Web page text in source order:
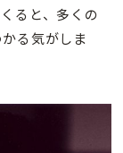
ると、多くの
る気がしま